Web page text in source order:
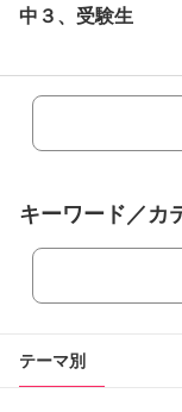
中３、受験生
キーワード／カ
テーマ別